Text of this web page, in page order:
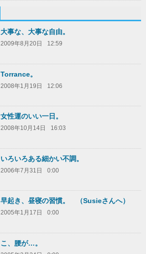
大事な、大事な自由。
2009年8月20日 12:59
Torrance。
2008年1月19日 12:06
女性運のいい一日。
2008年10月14日 16:03
いろいろある細かい不調。
2006年7月31日 0:00
早起き、昼寝の習慣。 （Susieさんへ）
2005年1月17日 0:00
こ、腰が…。